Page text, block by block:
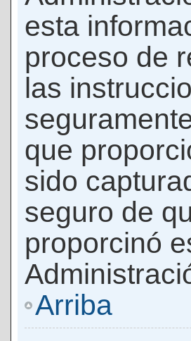
esta
proceso de
las
que
sido
seguro de
proporcinó
Arriba